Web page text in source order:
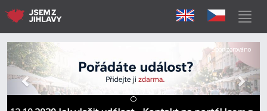
Předchozí Další
Sponzorováno